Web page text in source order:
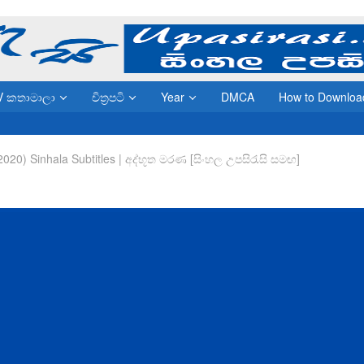
කතාමාලා චිත්‍රපටි Year DMCA How to
Sinhala Subtitles | අද්භූත මරණ [සිංහල උපසිරැසි සමඟ]